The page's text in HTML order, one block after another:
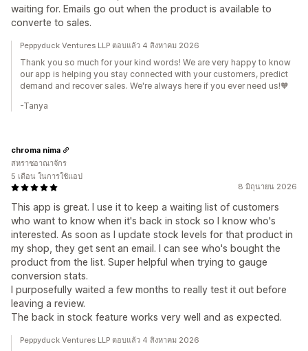
waiting for. Emails go out when the product is available to
converte to sales.
Peppyduck Ventures LLP ตอบแล้ว 4 สิงหาคม 2026
Thank you so much for your kind words! We are very happy to know
our app is helping you stay connected with your customers, predict
demand and recover sales. We're always here if you ever need us!🧡
-Tanya
8 มิถุนายน 2026
This app is great. I use it to keep a waiting list of customers
who want to know when it's back in stock so I know who's
interested. As soon as I update stock levels for that product in
my shop, they get sent an email. I can see who's bought the
product from the list. Super helpful when trying to gauge
conversion stats.
I purposefully waited a few months to really test it out before
leaving a review.
The back in stock feature works very well and as expected.
chroma nima
สหราชอาณาจักร
5 เดือน ในการใช้แอป
Peppyduck Ventures LLP ตอบแล้ว 4 สิงหาคม 2026